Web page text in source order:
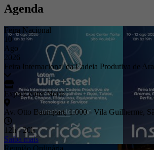
Agenda
Feira Nacional
10
Ago
2026
Feira Internacional da Cadeia Produtiva de
Expo Center Norte
Av. Otto Baumgart, 1.000 - Vila Guilherme,
12h - 20h
Saiba mais
Reunião Ordinária